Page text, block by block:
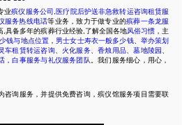
业殡仪服务公司 医疗院后护送非急救转运咨询租赁服
服务热线电话等业务，致力于做专业的殡葬一条龙服
,具备多年的殡葬行业经验,了解全国各地风俗习惯 ，主
钱与地点位置 ， 男士女士寿衣一般多少钱、 举办策划
车租赁转运咨询、 火化服务、香烛用品 、墓地陵园
，白事服务与礼仪服务团队
。我们服务细心，用心，
咨询服务，并提供免费咨询，殡仪馆服务项目需要联